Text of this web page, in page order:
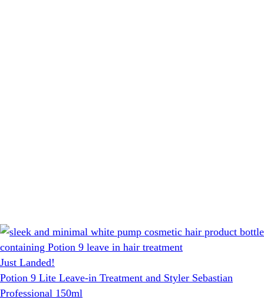
Just Landed!
Potion 9 Lite Leave-in Treatment and Styler Sebastian
Professional 150ml